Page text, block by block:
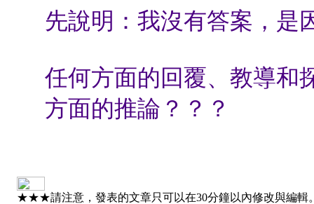
先說明：我沒有答案，是
任何方面的回覆、教導和
方面的推論？？？
★★★請注意，發表的文章只可以在30分鐘以內修改與編